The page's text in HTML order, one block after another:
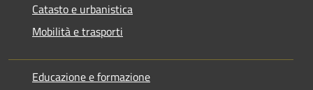
Catasto e urbanistica
Mobilità e trasporti
Educazione e formazione